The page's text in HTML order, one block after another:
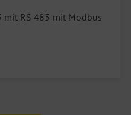
mit RS 485 mit Modbus